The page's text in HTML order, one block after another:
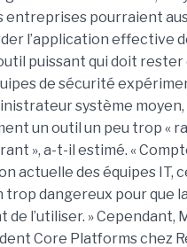
entreprises pourraient
l’application effective
outil puissant qui doit
de sécurité
système moyen,
un outil un peu trop «
», a-t-il estimé. «
actuelle des équipes IT,
trop dangereux pour que
de l’utiliser. » Cependant,
Core Platforms chez